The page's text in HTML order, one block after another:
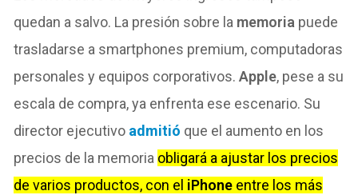
quedan a salvo. La presión sobre la memoria puede
trasladarse a smartphones premium, computadoras
personales y equipos corporativos.Apple, pese a su
escala de compra, ya enfrenta ese escenario. Su
director ejecutivo admitió que el aumento en los
precios de la memoria obligará a ajustar los precios
de varios productos, con el iPhone entre los más